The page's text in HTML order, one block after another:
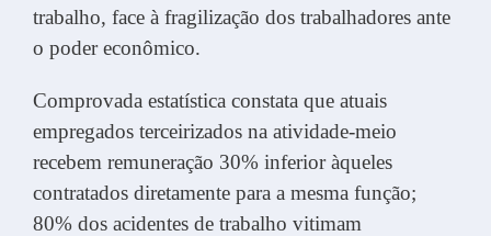
trabalho, face à fragilização dos trabalhadores ante
o poder econômico.
Comprovada estatística constata que atuais
empregados terceirizados na atividade-meio
recebem remuneração 30% inferior àqueles
contratados diretamente para a mesma função;
80% dos acidentes de trabalho vitimam